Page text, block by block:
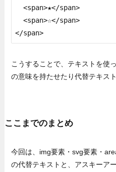
  <span>★</span>
  <span>☆</span>
</span>
こうすることで、テキストを使
の意味を持たせたり代替テキス
ここまでのまとめ
今回は、img要素・svg要素・
の代替テキストと、アスキーア